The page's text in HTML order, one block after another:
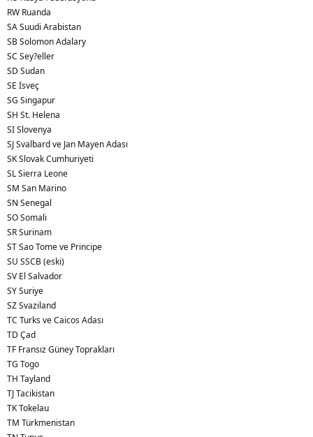
RW Ruanda
SA Suudi Arabistan
SB Solomon Adalary
SC Sey?eller
SD Sudan
SE İsveç
SG Singapur
SH St. Helena
SI Slovenya
SJ Svalbard ve Jan Mayen Adası
SK Slovak Cumhuriyeti
SL Sierra Leone
SM San Marino
SN Senegal
SO Somali
SR Surinam
ST Sao Tome ve Principe
SU SSCB (eski)
SV El Salvador
SY Suriye
SZ Svaziland
TC Turks ve Caicos Adası
TD Çad
TF Fransız Güney Toprakları
TG Togo
TH Tayland
TJ Tacikistan
TK Tokelau
TM Türkmenistan